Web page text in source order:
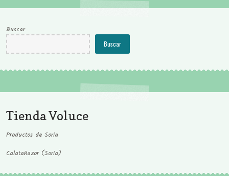
Buscar
Buscar
Tienda Voluce
Productos de Soria
Calatañazor (Soria)